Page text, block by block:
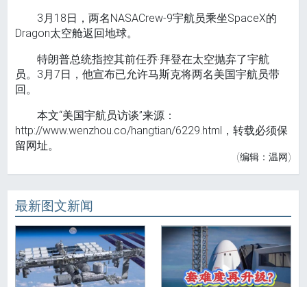
3月18日，两名NASACrew-9宇航员乘坐SpaceX的
Dragon太空舱返回地球。
特朗普总统指控其前任乔·拜登在太空抛弃了宇航
员。3月7日，他宣布已允许马斯克将两名美国宇航员带
回。
本文“美国宇航员访谈”来源：
http://www.wenzhou.co/hangtian/6229.html，转载必须保
留网址。
(编辑：温网)
最新图文新闻